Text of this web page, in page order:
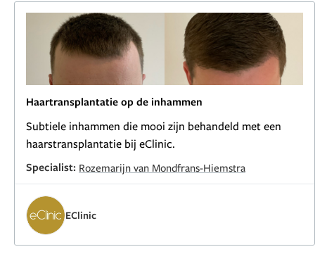
Haartransplantatie op de inhammen
Subtiele inhammen die mooi zijn behandeld met een
haarstransplantatie bij eClinic.
Specialist: Rozemarijn van Mondfrans-Hiemstra
EClinic